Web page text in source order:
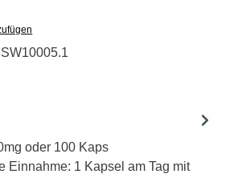
SW10005.1
oder 100 Kaps
Einnahme: 1 Kapsel am Tag mit